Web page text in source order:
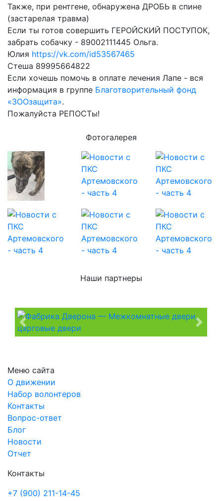
Также, при рентгене, обнаружена ДРОБЬ в спине
(застарелая травма)
Если ты готов совершить ГЕРОЙСКИЙ ПОСТУПОК,
забрать собачку - 89002111445 Ольга.
Юлия https://vk.com/id53567465
Стеша 89995664822
Если хочешь помочь в оплате лечения Лапе - вся
информация в группе Благотворительный фонд
«ЗООзащита».
Пожалуйста РЕПОСТы!
Фотогалерея
Наши партнеры
Previous Next
Меню сайта
О движении
Набор волонтеров
Контакты
Вопрос-ответ
Блог
Новости
Отчет
Контакты
+7 (900) 211-14-45